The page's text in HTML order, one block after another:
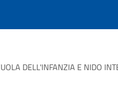
DELL'INFANZIA E NIDO